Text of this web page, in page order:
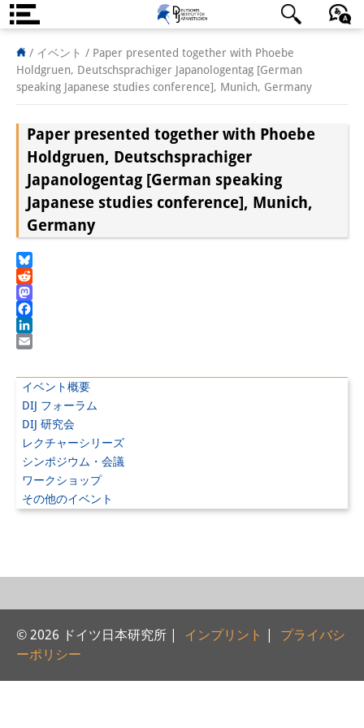
DIJ案内
研究所の概要
執行部
リサーチ・チーム
学術誌・サイエンスコミュニケ
研修生
研究活動
研究活動の概要
研究クラスター
デジタル・トランスフォーメー
ション
研究クラスター
トランスリージョナル・ジャパ
日本語 English Deutsch
/ イベント / Paper presented together with Phoebe
Holdgruen, Deutschsprachiger Japanologentag [German
speaking Japanese studies conference], Munich, Germany
イベント概要
DIJ フォーラム
DIJ 研究会
レクチャーシリーズ
シンポジウム・会議
ワークショップ
その他のイベント
Paper presented together with Phoebe
Holdgruen, Deutschsprachiger
Japanologentag [German speaking
Japanese studies conference], Munich,
Germany
Bluesky
Reddit
Mastodon
Facebook
LinkedIn
© 2026 ドイツ日本研究所 | インプリント
プライバシ
ーポリシー